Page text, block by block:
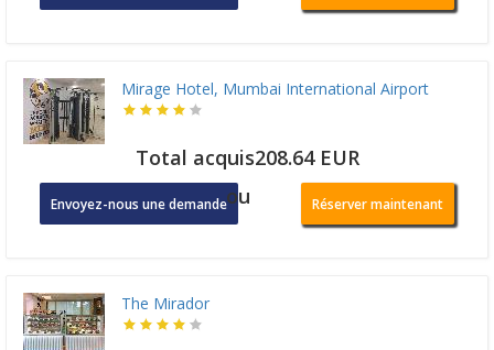
Mirage Hotel, Mumbai International Airport
Total acquis208.64 EUR
Envoyez-nous une demandeou Réserver maintenant
The Mirador